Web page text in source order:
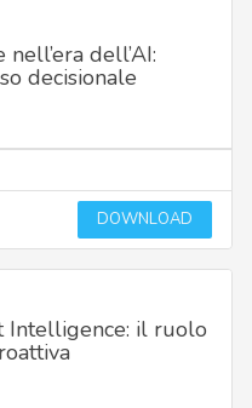
dell’AI:
decisionale
DOWNLOAD
Intelligence: il ruolo